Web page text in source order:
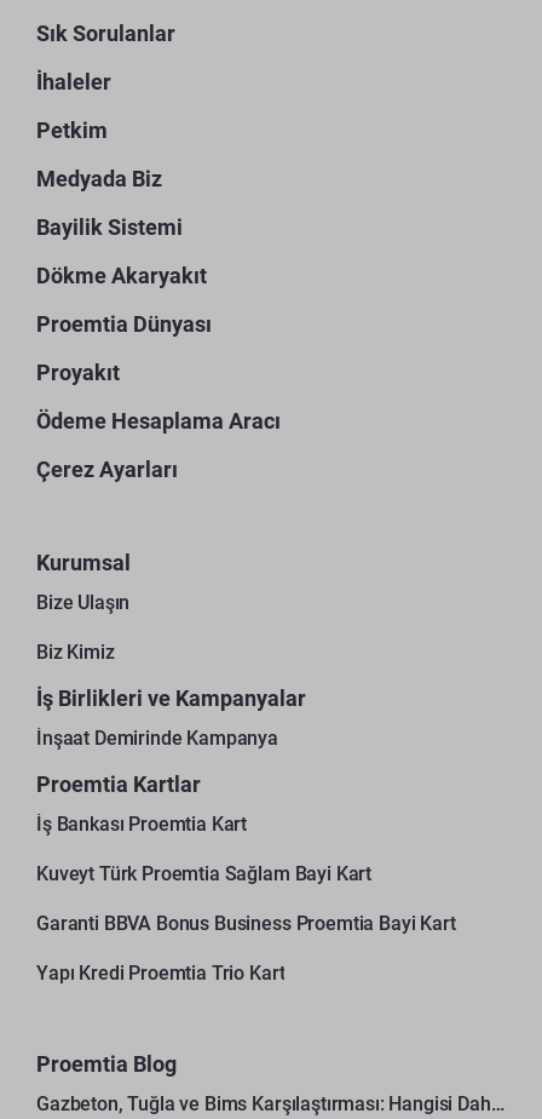
Sık Sorulanlar
İhaleler
Petkim
Medyada Biz
Bayilik Sistemi
Dökme Akaryakıt
Proemtia Dünyası
Proyakıt
Ödeme Hesaplama Aracı
Çerez Ayarları
Kurumsal
Bize Ulaşın
Biz Kimiz
İş Birlikleri ve Kampanyalar
İnşaat Demirinde Kampanya
Proemtia Kartlar
İş Bankası Proemtia Kart
Kuveyt Türk Proemtia Sağlam Bayi Kart
Garanti BBVA Bonus Business Proemtia Bayi Kart
Yapı Kredi Proemtia Trio Kart
Proemtia Blog
Gazbeton, Tuğla ve Bims Karşılaştırması: Hangisi Daha Avantajlı?